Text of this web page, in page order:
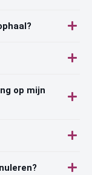
op mijn